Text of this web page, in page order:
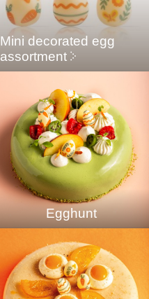
Mini decorated egg
assortment
Egghunt